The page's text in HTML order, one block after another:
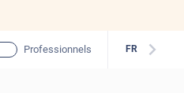
Professionnels FR